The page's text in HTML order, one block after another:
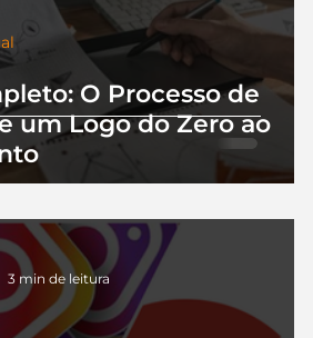
O Processo de
um Logo do Zero ao
3 min de leitura